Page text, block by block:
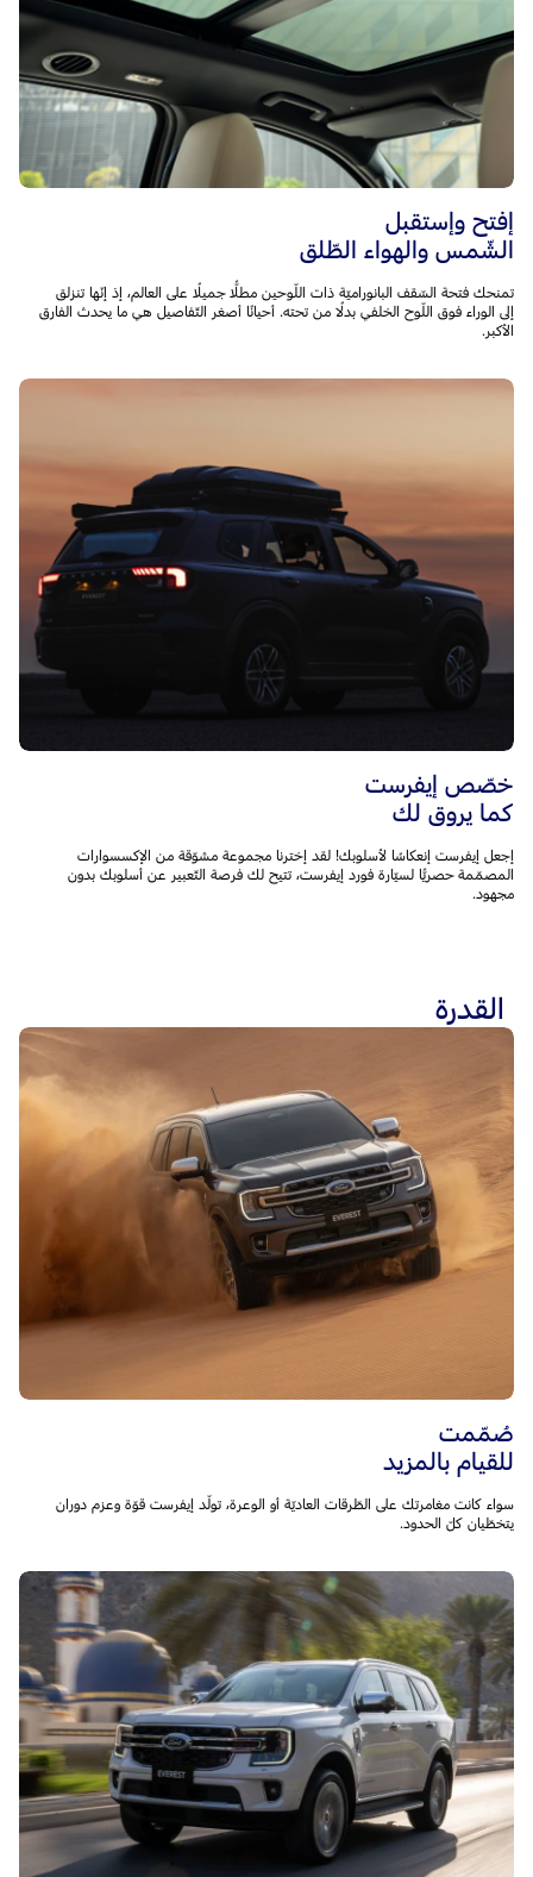
إفتح وإستقبل
الشّمس والهواء الطّلق
تمنحك فتحة السّقف البانوراميّة ذات اللّوحين مطلًّا جميلًا على العالم، إذ إنّها تنزلق
إلى الوراء فوق اللّوح الخلفي بدلًا من تحته. أحيانًا أصغر التّفاصيل هي ما يحدث الفارق
الأكبر.
خصّص إيفرست
كما يروق لك
إجعل إيفرست إنعكاسًا لأسلوبك! لقد إخترنا مجموعة مشوّقة من الإكسسوارات
المصمّمة حصريًّا لسيّارة فورد إيفرست، تتيح لك فرصة التّعبير عن أسلوبك بدون
مجهود.
القدرة
صُمّمت
للقيام بالمزيد
سواء كانت مغامرتك على الطّرقات العاديّة أو الوعرة، تولّد إيفرست قوّة وعزم دوران
يتخطّيان كلّ الحدود.